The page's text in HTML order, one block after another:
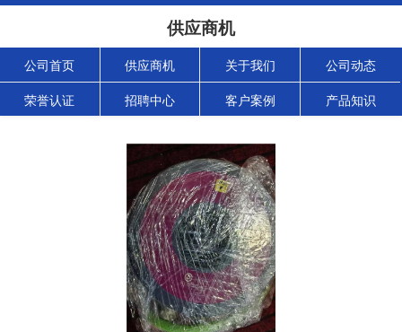
供应商机
公司首页 供应商机 关于我们 公司动态
荣誉认证 招聘中心 客户案例 产品知识